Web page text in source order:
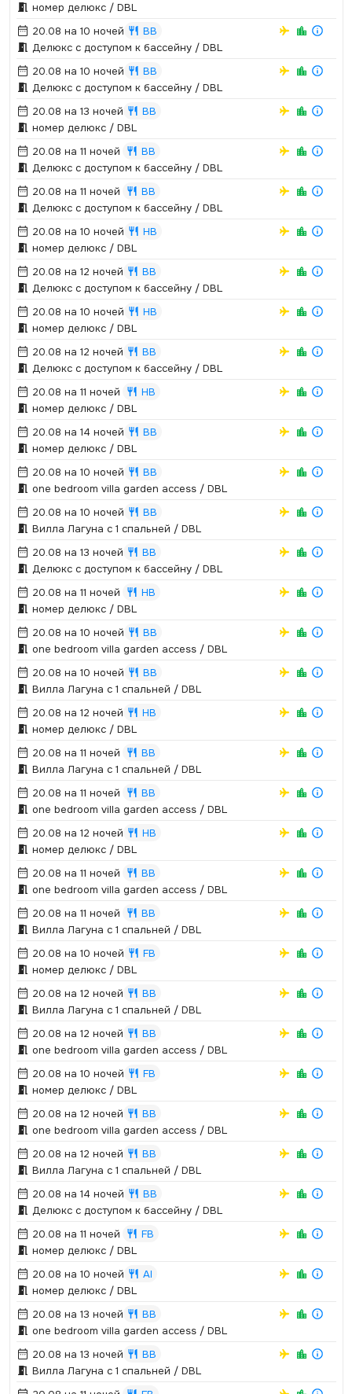
номер делюкс / DBL
20.08 на 10 ночей
BB
Делюкс с доступом к бассейну / DBL
20.08 на 10 ночей
BB
Делюкс с доступом к бассейну / DBL
20.08 на 13 ночей
BB
номер делюкс / DBL
20.08 на 11 ночей
BB
Делюкс с доступом к бассейну / DBL
20.08 на 11 ночей
BB
Делюкс с доступом к бассейну / DBL
20.08 на 10 ночей
HB
номер делюкс / DBL
20.08 на 12 ночей
BB
Делюкс с доступом к бассейну / DBL
20.08 на 10 ночей
HB
номер делюкс / DBL
20.08 на 12 ночей
BB
Делюкс с доступом к бассейну / DBL
20.08 на 11 ночей
HB
номер делюкс / DBL
20.08 на 14 ночей
BB
номер делюкс / DBL
20.08 на 10 ночей
BB
one bedroom villa garden access / DBL
20.08 на 10 ночей
BB
Вилла Лагуна с 1 спальней / DBL
20.08 на 13 ночей
BB
Делюкс с доступом к бассейну / DBL
20.08 на 11 ночей
HB
номер делюкс / DBL
20.08 на 10 ночей
BB
one bedroom villa garden access / DBL
20.08 на 10 ночей
BB
Вилла Лагуна с 1 спальней / DBL
20.08 на 12 ночей
HB
номер делюкс / DBL
20.08 на 11 ночей
BB
Вилла Лагуна с 1 спальней / DBL
20.08 на 11 ночей
BB
one bedroom villa garden access / DBL
20.08 на 12 ночей
HB
номер делюкс / DBL
20.08 на 11 ночей
BB
one bedroom villa garden access / DBL
20.08 на 11 ночей
BB
Вилла Лагуна с 1 спальней / DBL
20.08 на 10 ночей
FB
номер делюкс / DBL
20.08 на 12 ночей
BB
Вилла Лагуна с 1 спальней / DBL
20.08 на 12 ночей
BB
one bedroom villa garden access / DBL
20.08 на 10 ночей
FB
номер делюкс / DBL
20.08 на 12 ночей
BB
one bedroom villa garden access / DBL
20.08 на 12 ночей
BB
Вилла Лагуна с 1 спальней / DBL
20.08 на 14 ночей
BB
Делюкс с доступом к бассейну / DBL
20.08 на 11 ночей
FB
номер делюкс / DBL
20.08 на 10 ночей
AI
номер делюкс / DBL
20.08 на 13 ночей
BB
one bedroom villa garden access / DBL
20.08 на 13 ночей
BB
Вилла Лагуна с 1 спальней / DBL